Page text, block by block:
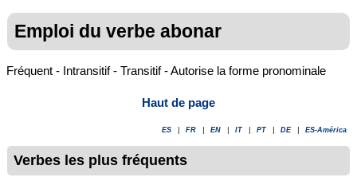
Emploi du verbe abonar
Fréquent - Intransitif - Transitif - Autorise la forme pronominale
Haut de page
ES FR EN IT PT DE ES-América
Verbes les plus fréquents